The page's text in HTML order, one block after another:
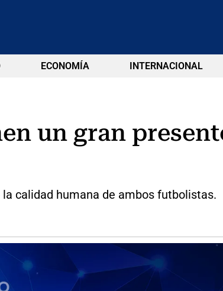
ECONOMÍA INTERNACIONAL
un gran
calidad humana de ambos futbolistas.